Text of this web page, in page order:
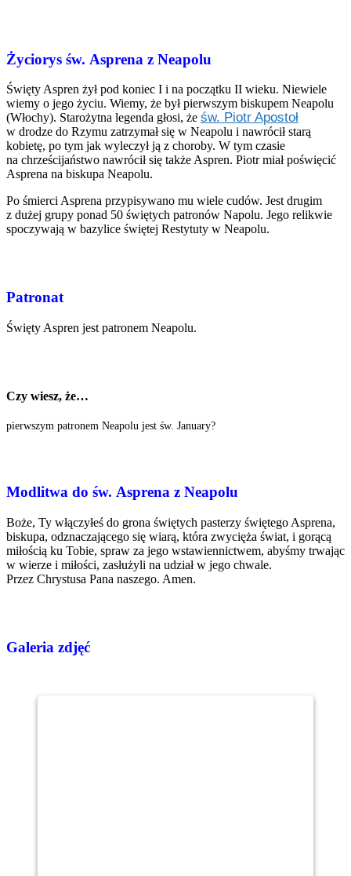
Życiorys św. Asprena z Neapolu
Święty Aspren żył pod koniec I i na początku II wieku. Niewiele
wiemy o jego życiu. Wiemy, że był pierwszym biskupem Neapolu
(Włochy). Starożytna legenda głosi, że św. Piotr Apostoł
w drodze do Rzymu zatrzymał się w Neapolu i nawrócił starą
kobietę, po tym jak wyleczył ją z choroby. W tym czasie
na chrześcijaństwo nawrócił się także Aspren. Piotr miał poświęcić
Asprena na biskupa Neapolu.
Po śmierci Asprena przypisywano mu wiele cudów. Jest drugim
z dużej grupy ponad 50 świętych patronów Napolu. Jego relikwie
spoczywają w bazylice świętej Restytuty w Neapolu.
Patronat
Święty Aspren jest patronem Neapolu.
Czy wiesz, że…
pierwszym patronem Neapolu jest św. January?
Modlitwa do św. Asprena z Neapolu
Boże, Ty włączyłeś do grona świętych pasterzy świętego Asprena,
biskupa, odznaczającego się wiarą, która zwycięża świat, i gorącą
miłością ku Tobie, spraw za jego wstawiennictwem, abyśmy trwając
w wierze i miłości, zasłużyli na udział w jego chwale.
Przez Chrystusa Pana naszego. Amen.
Galeria zdjęć